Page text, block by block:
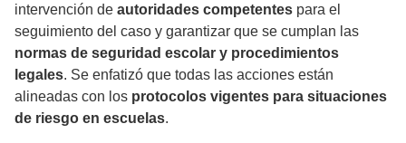
intervención de autoridades competentes para el
seguimiento del caso y garantizar que se cumplan las
normas de seguridad escolar y procedimientos
legales. Se enfatizó que todas las acciones están
alineadas con los protocolos vigentes para situaciones
de riesgo en escuelas.